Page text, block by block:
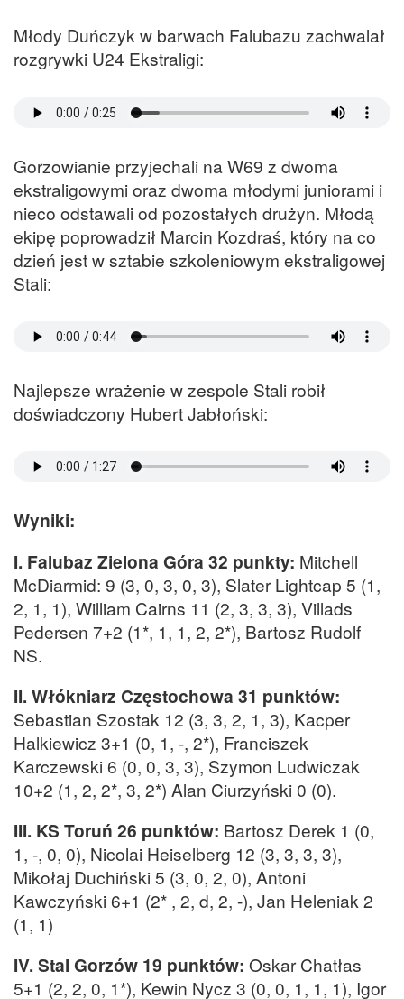
Młody Duńczyk w barwach Falubazu zachwalał
rozgrywki U24 Ekstraligi:
Gorzowianie przyjechali na W69 z dwoma
ekstraligowymi oraz dwoma młodymi juniorami i
nieco odstawali od pozostałych drużyn. Młodą
ekipę poprowadził Marcin Kozdraś, który na co
dzień jest w sztabie szkoleniowym ekstraligowej
Stali:
Najlepsze wrażenie w zespole Stali robił
doświadczony Hubert Jabłoński:
Wyniki:
I. Falubaz Zielona Góra 32 punkty: Mitchell
McDiarmid: 9 (3, 0, 3, 0, 3), Slater Lightcap 5 (1,
2, 1, 1), William Cairns 11 (2, 3, 3, 3), Villads
Pedersen 7+2 (1*, 1, 1, 2, 2*), Bartosz Rudolf
NS.
II. Włókniarz Częstochowa 31 punktów:
Sebastian Szostak 12 (3, 3, 2, 1, 3), Kacper
Halkiewicz 3+1 (0, 1, -, 2*), Franciszek
Karczewski 6 (0, 0, 3, 3), Szymon Ludwiczak
10+2 (1, 2, 2*, 3, 2*) Alan Ciurzyński 0 (0).
III. KS Toruń 26 punktów: Bartosz Derek 1 (0,
1, -, 0, 0), Nicolai Heiselberg 12 (3, 3, 3, 3),
Mikołaj Duchiński 5 (3, 0, 2, 0), Antoni
Kawczyński 6+1 (2* , 2, d, 2, -), Jan Heleniak 2
(1, 1)
IV. Stal Gorzów 19 punktów: Oskar Chatłas
5+1 (2, 2, 0, 1*), Kewin Nycz 3 (0, 0, 1, 1, 1), Igor